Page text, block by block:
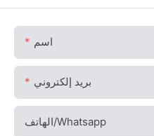
اسم
بريد إلكتروني
الهاتف/whatsapp